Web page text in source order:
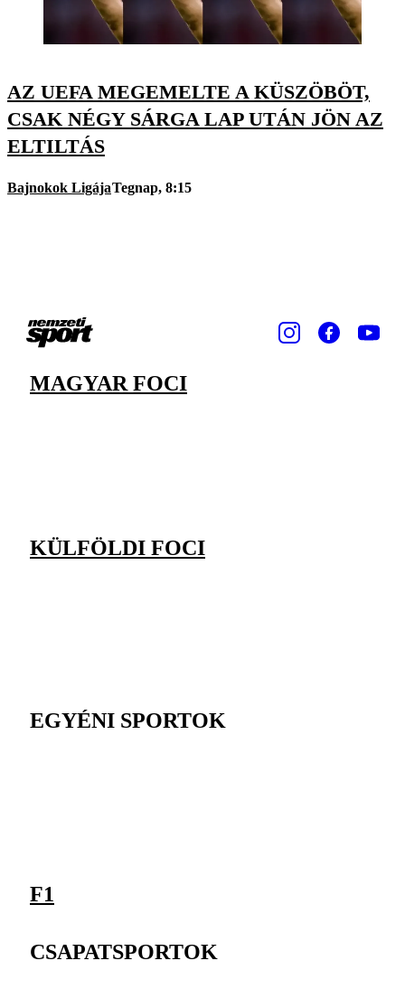
AZ UEFA MEGEMELTE A KÜSZÖBÖT,
CSAK NÉGY SÁRGA LAP UTÁN JÖN AZ
ELTILTÁS
Bajnokok LigájaTegnap, 8:15
MAGYAR FOCI
KÜLFÖLDI FOCI
EGYÉNI SPORTOK
F1
CSAPATSPORTOK